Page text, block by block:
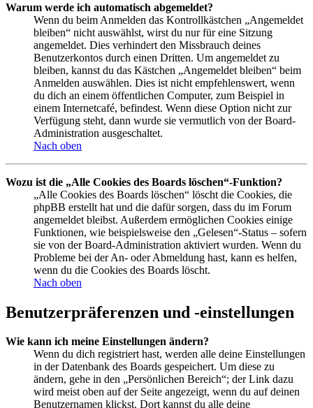
Warum werde ich automatisch abgemeldet?
Wenn du beim Anmelden das Kontrollkästchen „Angemeldet
bleiben“ nicht auswählst, wirst du nur für eine Sitzung
angemeldet. Dies verhindert den Missbrauch deines
Benutzerkontos durch einen Dritten. Um angemeldet zu
bleiben, kannst du das Kästchen „Angemeldet bleiben“ beim
Anmelden auswählen. Dies ist nicht empfehlenswert, wenn
du dich an einem öffentlichen Computer, zum Beispiel in
einem Internetcafé, befindest. Wenn diese Option nicht zur
Verfügung steht, dann wurde sie vermutlich von der Board-
Administration ausgeschaltet.
Nach oben
Wozu ist die „Alle Cookies des Boards löschen“-Funktion?
„Alle Cookies des Boards löschen“ löscht die Cookies, die
phpBB erstellt hat und die dafür sorgen, dass du im Forum
angemeldet bleibst. Außerdem ermöglichen Cookies einige
Funktionen, wie beispielsweise den „Gelesen“-Status – sofern
sie von der Board-Administration aktiviert wurden. Wenn du
Probleme bei der An- oder Abmeldung hast, kann es helfen,
wenn du die Cookies des Boards löscht.
Nach oben
Benutzerpräferenzen und -einstellungen
Wie kann ich meine Einstellungen ändern?
Wenn du dich registriert hast, werden alle deine Einstellungen
in der Datenbank des Boards gespeichert. Um diese zu
ändern, gehe in den „Persönlichen Bereich“; der Link dazu
wird meist oben auf der Seite angezeigt, wenn du auf deinen
Benutzernamen klickst. Dort kannst du alle deine